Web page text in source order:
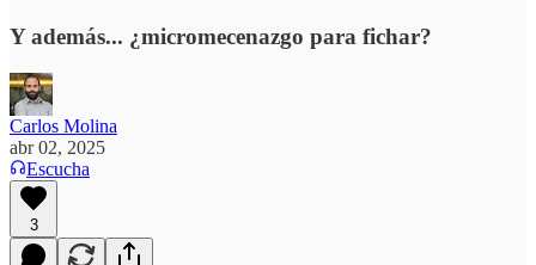
Y además... ¿micromecenazgo para fichar?
Carlos Molina
abr 02, 2025
Escucha
3